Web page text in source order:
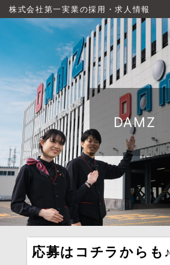
株式会社第一実業の採用・求人情報
DAMZ
応募はコチラからも♪